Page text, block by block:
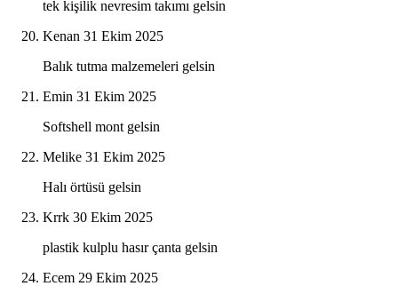
tek kişilik nevresim takımı gelsin
Kenan 31 Ekim 2025
Balık tutma malzemeleri gelsin
Emin 31 Ekim 2025
Softshell mont gelsin
Melike 31 Ekim 2025
Halı örtüsü gelsin
Krrk 30 Ekim 2025
plastik kulplu hasır çanta gelsin
Ecem 29 Ekim 2025